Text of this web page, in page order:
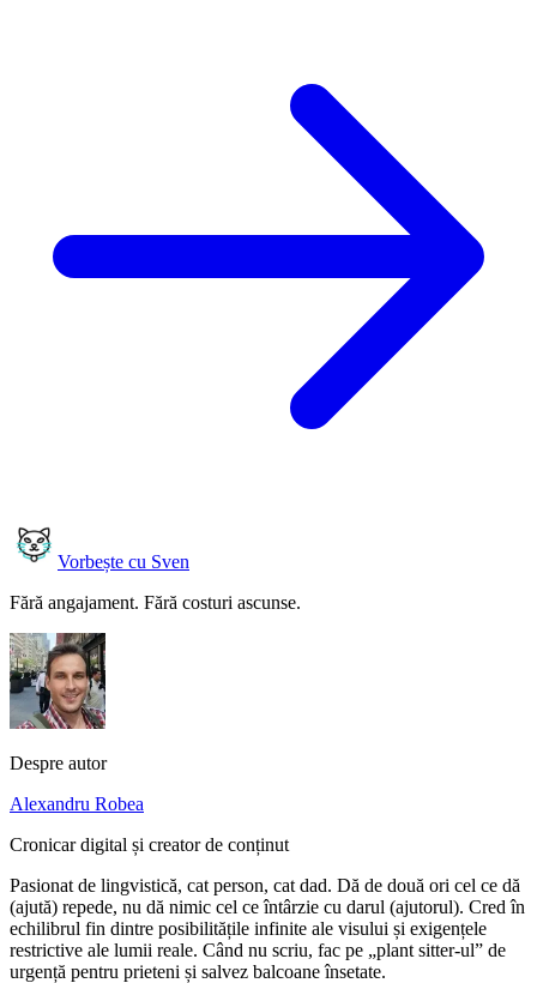
Vorbește cu Sven
Fără angajament. Fără costuri ascunse.
Despre autor
Alexandru Robea
Cronicar digital și creator de conținut
Pasionat de lingvistică, cat person, cat dad. Dă de două ori cel ce dă
(ajută) repede, nu dă nimic cel ce întârzie cu darul (ajutorul). Cred în
echilibrul fin dintre posibilitățile infinite ale visului și exigențele
restrictive ale lumii reale. Când nu scriu, fac pe „plant sitter-ul” de
urgență pentru prieteni și salvez balcoane însetate.